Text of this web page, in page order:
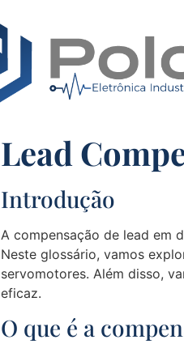
Lead
Introdução
A compensação de lead em
Neste glossário, vamos
servomotores. Além disso,
eficaz.
O que é a